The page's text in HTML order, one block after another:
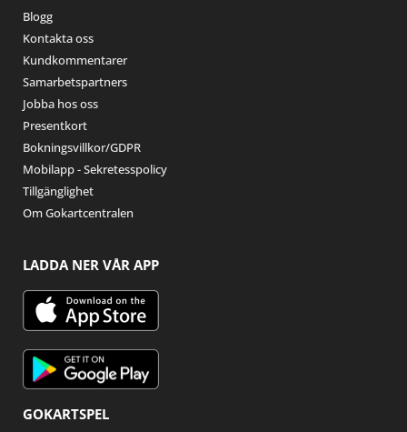
Blogg
Kontakta oss
Kundkommentarer
Samarbetspartners
Jobba hos oss
Presentkort
Bokningsvillkor/GDPR
Mobilapp - Sekretesspolicy
Tillgänglighet
Om Gokartcentralen
LADDA NER VÅR APP
GOKARTSPEL